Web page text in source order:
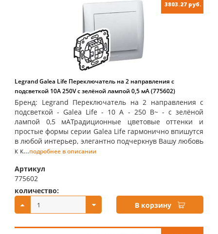
3803.27 руб.
Legrand Galea Life Переключатель на 2 направления с
подсветкой 10А 250V с зелёной лампой 0,5 мA (775602)
Бренд: Legrand Переключатель на 2 направления с
подсветкой - Galea Life - 10 A - 250 В~ - с зелёной
лампой 0,5 мAТрадиционные цветовые оттенки и
простые формы серии Galea Life гармонично впишутся
в любой интерьер, элегантно подчеркнув Вашу любовь
к к...подробнее в описании
Артикул
775602
количество:
В корзину